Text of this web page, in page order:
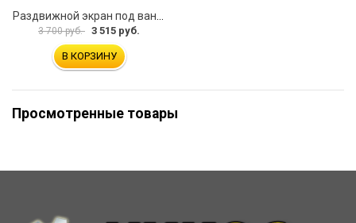
3 700 руб. 3 515 руб.
В КОРЗИНУ
Просмотренные товары